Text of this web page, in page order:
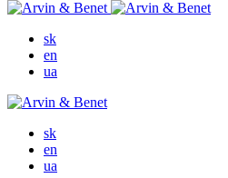
sk
en
ua
sk
en
ua